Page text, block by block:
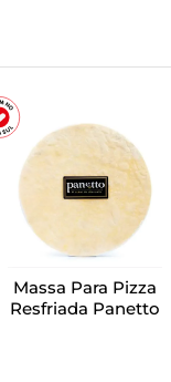
Massa Para Pizza
Resfriada Panetto